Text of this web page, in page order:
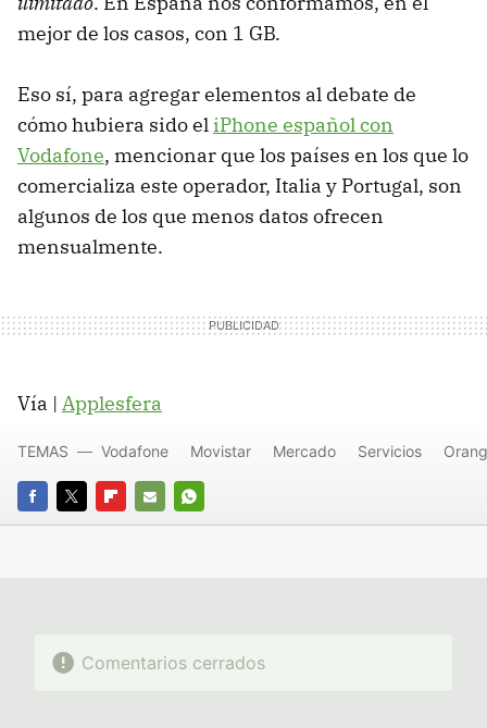
mejor de los casos, con 1 GB.
Eso sí, para agregar elementos al debate de
cómo hubiera sido el iPhone español con
Vodafone, mencionar que los países en los que lo
comercializa este operador, Italia y Portugal, son
algunos de los que menos datos ofrecen
mensualmente.
Vía | Applesfera
FACEBOOK
TWITTERFLIPBOARD
E-
WHATSAPP
TEMAS Vodafone Movistar Mercado Servicios
Comentarios cerrados